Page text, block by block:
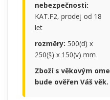
nebezpečnosti:
KAT.F2, prodej od 18
let
rozměry: 500(d) x
250(š) x 150(v) mm
Zboží s věkovým
bude ověřen Váš věk.